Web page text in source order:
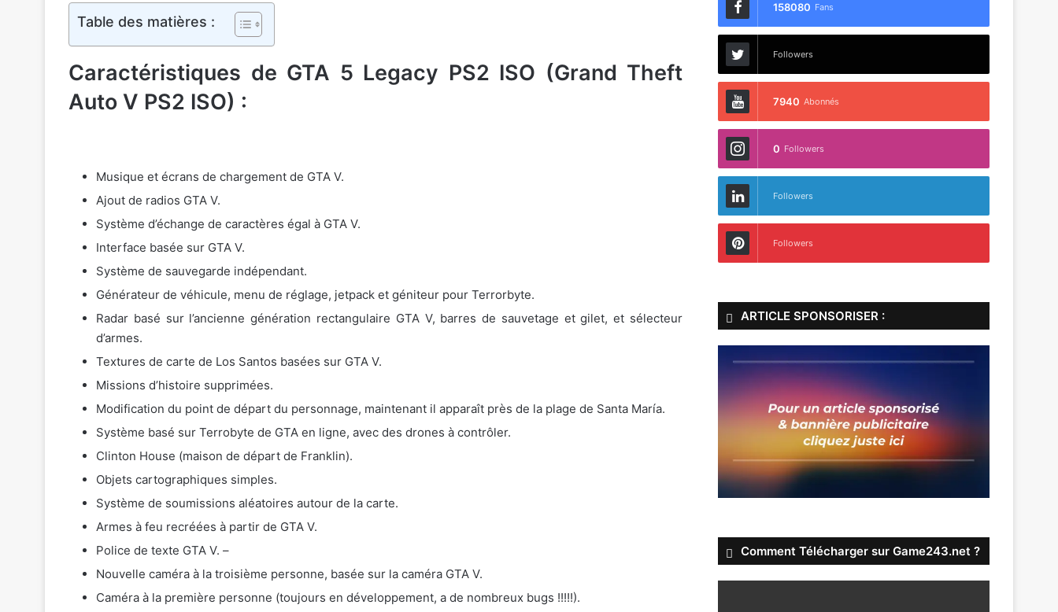
Table des matières :
Caractéristiques de GTA 5 Legacy PS2 ISO (Grand Theft
Auto V PS2 ISO) :
Musique et écrans de chargement de GTA V.
Ajout de radios GTA V.
Système d’échange de caractères égal à GTA V.
Interface basée sur GTA V.
Système de sauvegarde indépendant.
Générateur de véhicule, menu de réglage, jetpack et géniteur pour Terrorbyte.
Radar basé sur l’ancienne génération rectangulaire GTA V, barres de sauvetage et gilet, et sélecteur
d’armes.
Textures de carte de Los Santos basées sur GTA V.
Missions d’histoire supprimées.
Modification du point de départ du personnage, maintenant il apparaît près de la plage de Santa María.
Système basé sur Terrobyte de GTA en ligne, avec des drones à contrôler.
Clinton House (maison de départ de Franklin).
Objets cartographiques simples.
Système de soumissions aléatoires autour de la carte.
Armes à feu recréées à partir de GTA V.
Police de texte GTA V. –
Nouvelle caméra à la troisième personne, basée sur la caméra GTA V.
Caméra à la première personne (toujours en développement, a de nombreux bugs !!!!!).
158080 Fans
Followers
7940 Abonnés
0 Followers
Followers
Followers
ARTICLE SPONSORISER :
Comment Télécharger sur Game243.net ?